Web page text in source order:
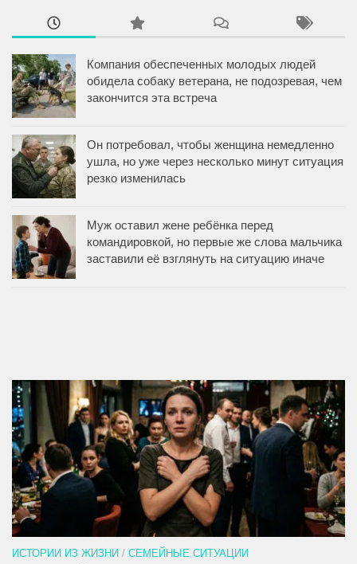
Компания обеспеченных молодых людей
обидела собаку ветерана, не подозревая, чем
закончится эта встреча
Он потребовал, чтобы женщина немедленно
ушла, но уже через несколько минут ситуация
резко изменилась
Муж оставил жене ребёнка перед
командировкой, но первые же слова мальчика
заставили её взглянуть на ситуацию иначе
ИСТОРИИ ИЗ ЖИЗНИ / СЕМЕЙНЫЕ СИТУАЦИИ